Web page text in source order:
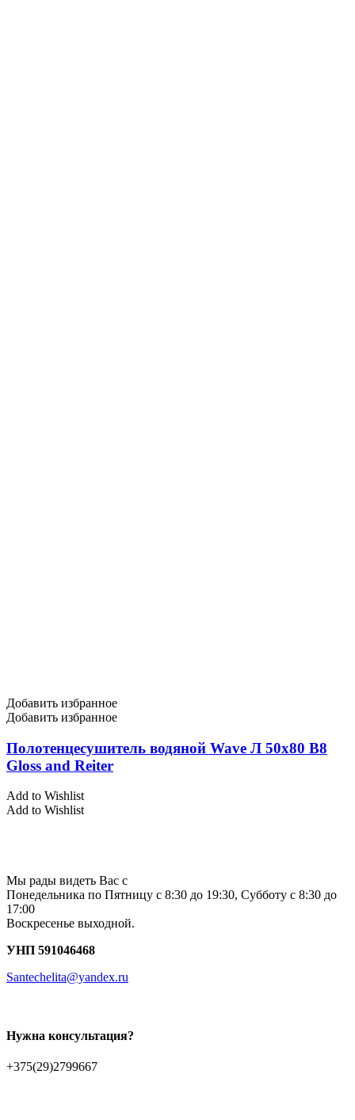
Добавить избранное
Добавить избранное
Полотенцесушитель водяной Wave Л 50х80 В8
Gloss and Reiter
Add to Wishlist
Add to Wishlist
Мы рады видеть Вас с
Понедельника по Пятницу с 8:30 до 19:30, Субботу с 8:30 до
17:00
Воскресенье выходной.
УНП 591046468
Santechelita@yandex.ru
Нужна консультация?
+375(29)2799667